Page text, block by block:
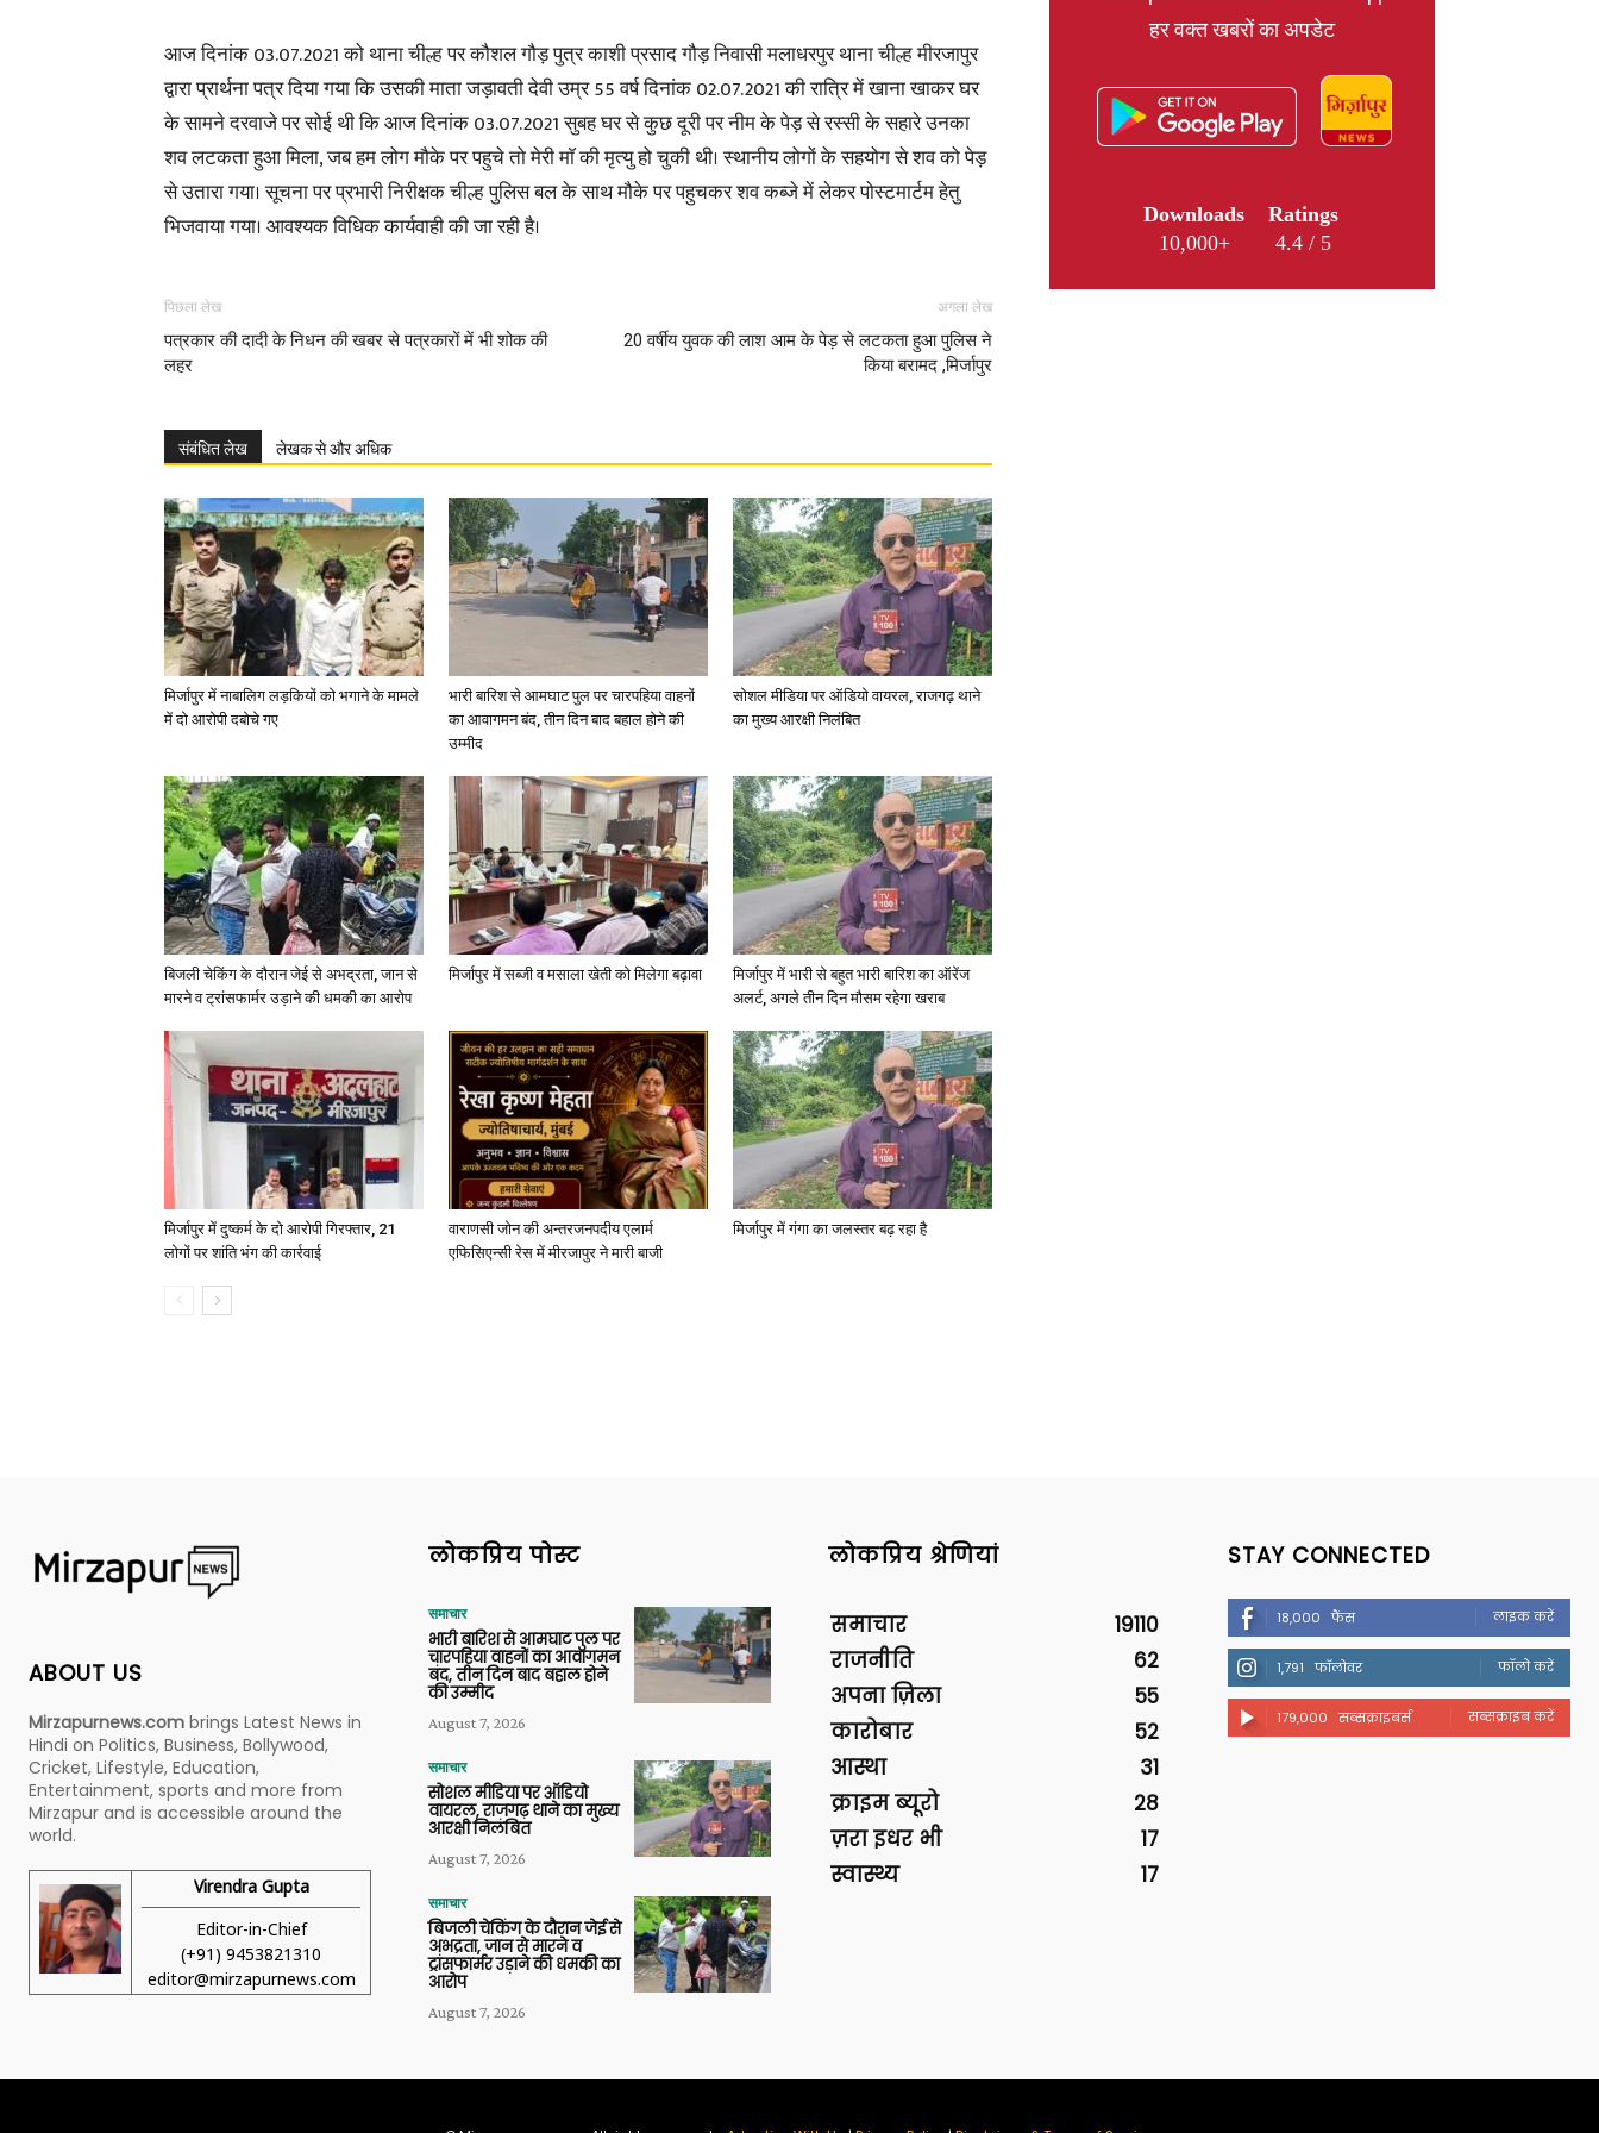
News,
in
Today
Hindi
News
आज दिनांक 03.07.2021 को थाना चील्ह पर कौशल गौड़ पुत्र काशी प्रसाद गौड़ निवासी मलाधरपुर थाना चील्ह मीरजापुर
द्वारा प्रार्थना पत्र दिया गया कि उसकी माता जड़ावती देवी उम्र 55 वर्ष दिनांक 02.07.2021 की रात्रि में खाना खाकर घर
के सामने दरवाजे पर सोई थी कि आज दिनांक 03.07.2021 सुबह घर से कुछ दूरी पर नीम के पेड़ से रस्सी के सहारे उनका
शव लटकता हुआ मिला, जब हम लोग मौके पर पहुचे तो मेरी माॅ की मृत्यु हो चुकी थी। स्थानीय लोगों के सहयोग से शव को पेड़
से उतारा गया। सूचना पर प्रभारी निरीक्षक चील्ह पुलिस बल के साथ मौके पर पहुचकर शव कब्जे में लेकर पोस्टमार्टम हेतु
भिजवाया गया। आवश्यक विधिक कार्यवाही की जा रही है।
पिछला लेख
पत्रकार की दादी के निधन की खबर से पत्रकारों में भी शोक की
लहर
अगला लेख
20 वर्षीय युवक की लाश आम के पेड़ से लटकता हुआ पुलिस ने
किया बरामद ,मिर्जापुर
संबंधित लेख लेखक से और अधिक
मिर्जापुर में नाबालिग लड़कियों को भगाने के मामले
में दो आरोपी दबोचे गए
भारी बारिश से आमघाट पुल पर चारपहिया वाहनों
का आवागमन बंद, तीन दिन बाद बहाल होने की
उम्मीद
सोशल मीडिया पर ऑडियो वायरल, राजगढ़ थाने
का मुख्य आरक्षी निलंबित
बिजली चेकिंग के दौरान जेई से अभद्रता, जान से
मारने व ट्रांसफार्मर उड़ाने की धमकी का आरोप
मिर्जापुर में सब्जी व मसाला खेती को मिलेगा बढ़ावा
मिर्जापुर में भारी से बहुत भारी बारिश का ऑरेंज
अलर्ट, अगले तीन दिन मौसम रहेगा खराब
मिर्जापुर में दुष्कर्म के दो आरोपी गिरफ्तार, 21
लोगों पर शांति भंग की कार्रवाई
वाराणसी जोन की अन्तरजनपदीय एलार्म
एफिसिएन्सी रेस में मीरजापुर ने मारी बाजी
मिर्जापुर में गंगा का जलस्तर बढ़ रहा है
हर वक्त खबरों का अपडेट
Downloads
10,000+
Ratings
4.4 / 5
ABOUT US
Mirzapurnews.com brings Latest News in
Hindi on Politics, Business, Bollywood,
Cricket, Lifestyle, Education,
Entertainment, sports and more from
Mirzapur and is accessible around the
world.
Virendra Gupta
Editor-in-Chief
(+91) 9453821310
editor@mirzapurnews.com
लोकप्रिय पोस्ट
समाचार
भारी बारिश से आमघाट पुल पर
चारपहिया वाहनों का आवागमन
बंद, तीन दिन बाद बहाल होने
की उम्मीद
August 7, 2026
समाचार
सोशल मीडिया पर ऑडियो
वायरल, राजगढ़ थाने का मुख्य
आरक्षी निलंबित
August 7, 2026
समाचार
बिजली चेकिंग के दौरान जेई से
अभद्रता, जान से मारने व
ट्रांसफार्मर उड़ाने की धमकी का
आरोप
August 7, 2026
लोकप्रिय श्रेणियां
समाचार
19110
राजनीति
62
अपना ज़िला
55
कारोबार
52
आस्था
31
क्राइम ब्यूरो
28
ज़रा इधर भी
17
स्वास्थ्य
17
STAY CONNECTED
18,000 फैंस लाइक करें
1,791 फॉलोवर फॉलो करें
179,000 सब्सक्राइबर्स सब्सक्राइब करें